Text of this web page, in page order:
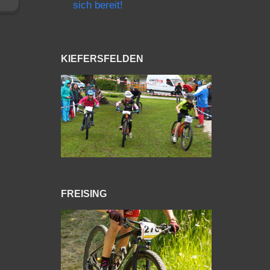
sich bereit!
KIEFERSFELDEN
FREISING